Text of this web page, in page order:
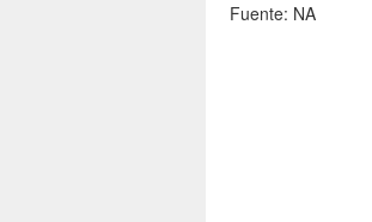
Fuente: NA